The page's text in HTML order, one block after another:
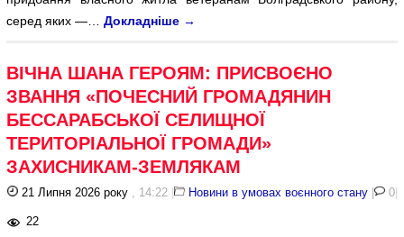
серед яких —…Докладніше →
ВІЧНА ШАНА ГЕРОЯМ: ПРИСВОЄНО
ЗВАННЯ «ПОЧЕСНИЙ ГРОМАДЯНИН
БЕССАРАБСЬКОЇ СЕЛИЩНОЇ
ТЕРИТОРІАЛЬНОЇ ГРОМАДИ»
ЗАХИСНИКАМ-ЗЕМЛЯКАМ
21 Липня 2026 року , 14:22 | Новини в умовах воєнного стану | 0
22